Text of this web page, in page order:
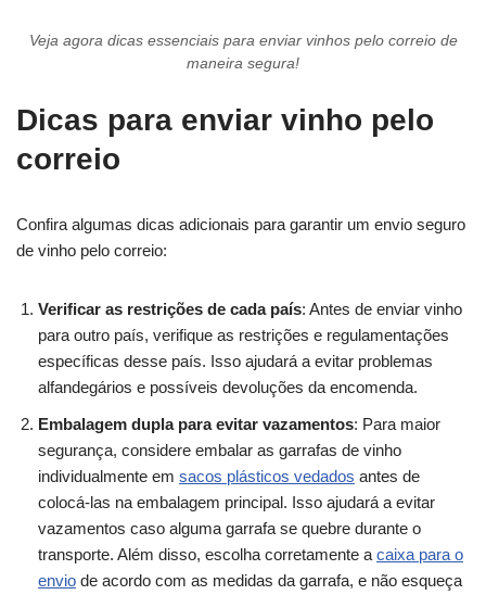
Veja agora dicas essenciais para enviar vinhos pelo correio de
maneira segura!
Dicas para enviar vinho pelo
correio
Confira algumas dicas adicionais para garantir um envio seguro
de vinho pelo correio:
Verificar as restrições de cada país: Antes de enviar vinho
para outro país, verifique as restrições e regulamentações
específicas desse país. Isso ajudará a evitar problemas
alfandegários e possíveis devoluções da encomenda.
Embalagem dupla para evitar vazamentos: Para maior
segurança, considere embalar as garrafas de vinho
individualmente em sacos plásticos vedados antes de
colocá-las na embalagem principal. Isso ajudará a evitar
vazamentos caso alguma garrafa se quebre durante o
transporte. Além disso, escolha corretamente a caixa para o
envio de acordo com as medidas da garrafa, e não esqueça